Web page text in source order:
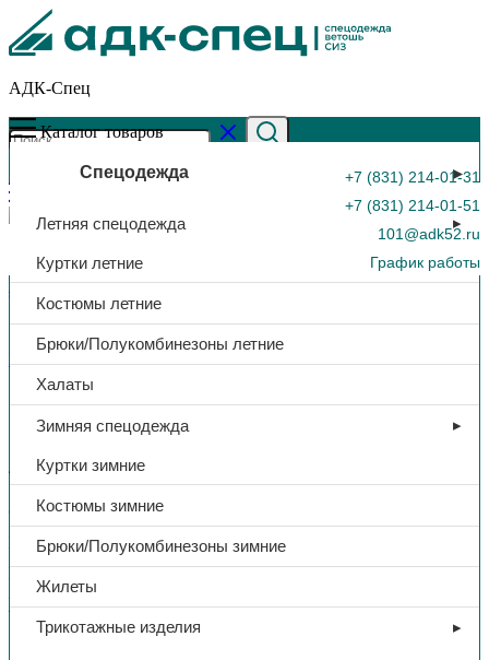
АДК-Спец
+7 (831) 214-01-31
+7 (831) 214-01-51
101@adk52.ru
График работы
0
Каталог товаров
Спецодежда
Летняя спецодежда
Куртки летние
Костюмы летние
Брюки/Полукомбинезоны летние
Халаты
Зимняя спецодежда
Куртки зимние
Костюмы зимние
Брюки/Полукомбинезоны зимние
Жилеты
Трикотажные изделия
Главная страница»Каталог»Бейсболка, тк. х/б, (хаки)
Головные уборы
Бейсболка, тк. х/б, (хаки)
490,00₽
В избранное
Категории:Головные уборы,Спецодежда
Поделиться:
Поделиться в Telegram
Поделиться в
Whatsapp
Поделиться в Ok
Поделиться в Vk
Доп. информация